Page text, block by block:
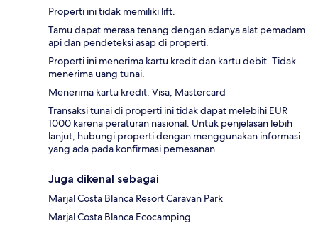
Properti ini tidak memiliki lift.
Tamu dapat merasa tenang dengan adanya alat pemadam
api dan pendeteksi asap di properti.
Properti ini menerima kartu kredit dan kartu debit. Tidak
menerima uang tunai.
Menerima kartu kredit: Visa, Mastercard
Transaksi tunai di properti ini tidak dapat melebihi EUR
1000 karena peraturan nasional. Untuk penjelasan lebih
lanjut, hubungi properti dengan menggunakan informasi
yang ada pada konfirmasi pemesanan.
Juga dikenal sebagai
Marjal Costa Blanca Resort Caravan Park
Marjal Costa Blanca Ecocamping